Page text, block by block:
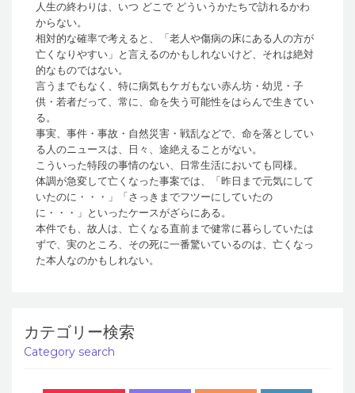
人生の終わりは、いつ どこで どういうかたちで訪れるかわ
からない。
相対的な確率で考えると、「老人や傷病の床にある人の方が
亡くなりやすい」と言えるのかもしれないけど、それは絶対
的なものではない。
言うまでもなく、特に病気もケガもない赤ん坊・幼児・子
供・若者だって、常に、命を失う可能性をはらんで生きてい
る。
事実、事件・事故・自然災害・戦乱などで、命を落としてい
る人のニュースは、日々、途絶えることがない。
こういった特段の事情のない、日常生活においても同様。
体調が急変して亡くなった事案では、「昨日まで元気にして
いたのに・・・」「さっきまでフツーにしていたの
に・・・」といったケースがざらにある。
本件でも、故人は、亡くなる直前まで健常に暮らしていたは
ずで、実のところ、その死に一番驚いているのは、亡くなっ
た本人なのかもしれない。
カテゴリー検索
Category search